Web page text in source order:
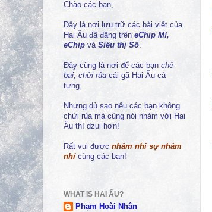
Chào các bạn,
Đây là nơi lưu trữ các bài viết của
Hai Ẩu đã đăng trên eChip M!,
eChip và Siêu thị Số.
Đây cũng là nơi để các bạn chê
bai, chửi rủa cái gã Hai Ẩu cà
tưng.
Nhưng dù sao nếu các bạn không
chửi rủa mà cùng nói nhảm với Hai
Ẩu thì dzui hơn!
Rất vui được nhâm nhi sự nhảm
nhí cùng các bạn!
WHAT IS HAI ẨU?
Phạm Hoài Nhân